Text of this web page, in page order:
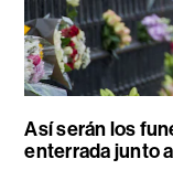
Así serán los
enterrada junto